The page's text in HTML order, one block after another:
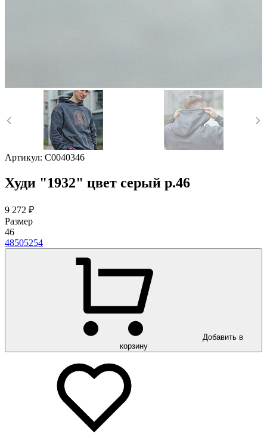
Артикул: C0040346
Худи "1932" цвет серый р.46
9 272 ₽
Размер
46
48505254
Добавить в
корзину